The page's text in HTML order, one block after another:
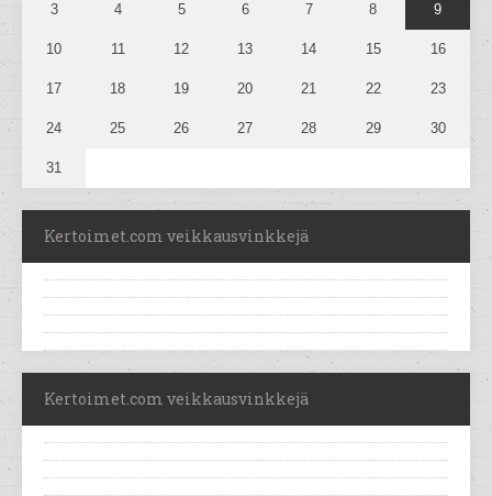
3 4 5 6 7 8 9
10 11 12 13 14 15 16
17 18 19 20 21 22 23
24 25 26 27 28 29 30
31
Kertoimet.com veikkausvinkkejä
Kertoimet.com veikkausvinkkejä